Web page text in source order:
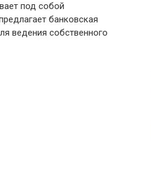
под собой
банковская
ведения собственного